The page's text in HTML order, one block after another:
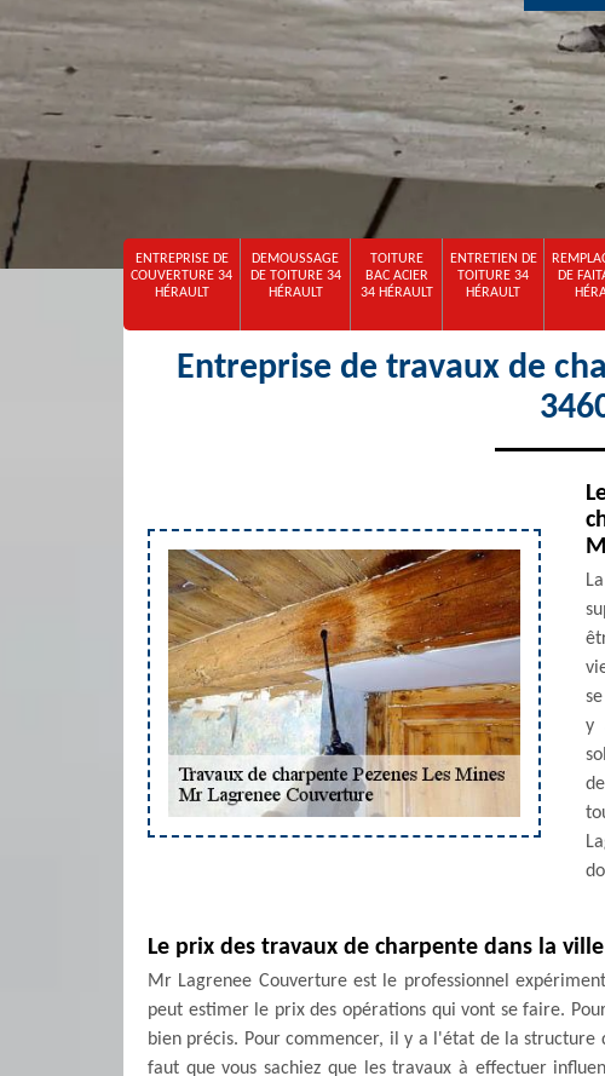
ENTREPRISE DE
COUVERTURE 34
HÉRAULT
DEMOUSSAGE
DE TOITURE 34
HÉRAULT
TOITURE
BAC ACIER
34 HÉRAULT
ENTRETIEN DE
TOITURE 34
HÉRAULT
DE
Entreprise de travaux de
y
Le prix des travaux de charpente dans la
Mr Lagrenee Couverture est le professionnel
peut estimer le prix des opérations qui vont se faire.
bien précis. Pour commencer, il y a l'état de la
faut que vous sachiez que les travaux à effectuer